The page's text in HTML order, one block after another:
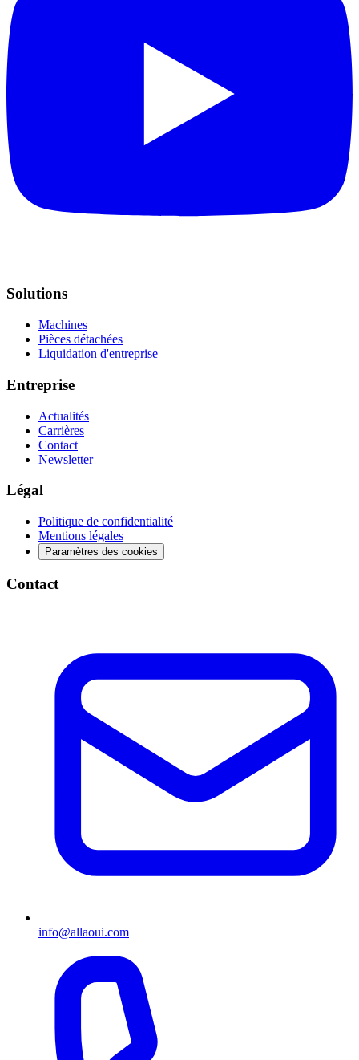
Solutions
Machines
Pièces détachées
Liquidation d'entreprise
Entreprise
Actualités
Carrières
Contact
Newsletter
Légal
Politique de confidentialité
Mentions légales
Paramètres des cookies
Contact
info@allaoui.com